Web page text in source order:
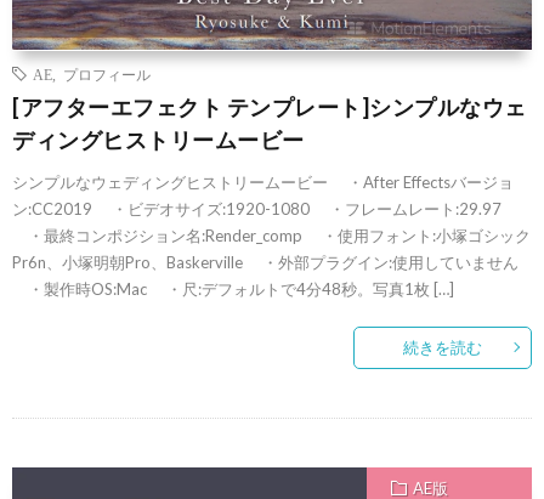
AE プロフィール
[アフターエフェクト テンプレート]シンプルなウェ
ディングヒストリームービー
シンプルなウェディングヒストリームービー ・After Effectsバージョ
ン:CC2019 ・ビデオサイズ:1920-1080 ・フレームレート:29.97
・最終コンポジション名:Render_comp ・使用フォント:小塚ゴシック
Pr6n、小塚明朝Pro、Baskerville ・外部プラグイン:使用していません
・製作時OS:Mac ・尺:デフォルトで4分48秒。写真1枚 […]
続きを読む
AE版